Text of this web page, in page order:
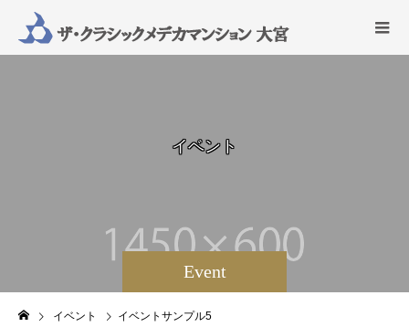
Event
イベン ト
イベント イベントサンプル5